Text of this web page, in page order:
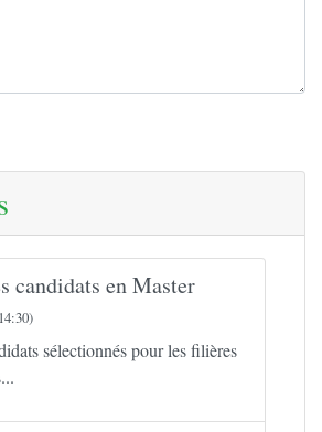
candidats en Master
sélectionnés pour les filières